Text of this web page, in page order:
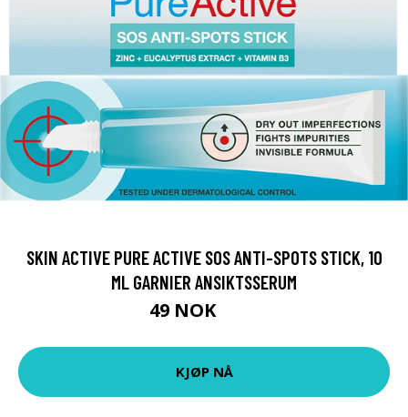
SKIN ACTIVE PURE ACTIVE SOS ANTI-SPOTS STICK, 10
ML GARNIER ANSIKTSSERUM
49 NOK
KJØP NÅ